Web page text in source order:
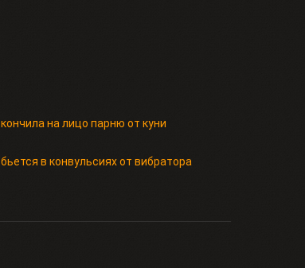
кончила на лицо парню от куни
бьется в конвульсиях от вибратора